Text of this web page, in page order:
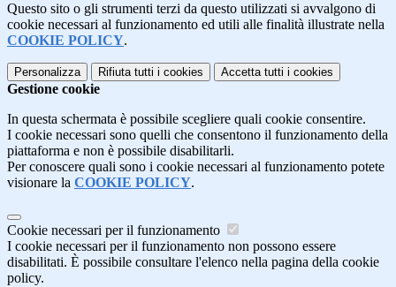
Questo sito o gli strumenti terzi da questo utilizzati si avvalgono di
cookie necessari al funzionamento ed utili alle finalità illustrate nella
COOKIE POLICY.
Personalizza Rifiuta tutti i cookies Accetta tutti i cookies
Gestione cookie
In questa schermata è possibile scegliere quali cookie consentire.
I cookie necessari sono quelli che consentono il funzionamento della
piattaforma e non è possibile disabilitarli.
Per conoscere quali sono i cookie necessari al funzionamento potete
visionare la COOKIE POLICY.
Cookie necessari per il funzionamento
I cookie necessari per il funzionamento non possono essere
disabilitati. È possibile consultare l'elenco nella pagina della cookie
policy.